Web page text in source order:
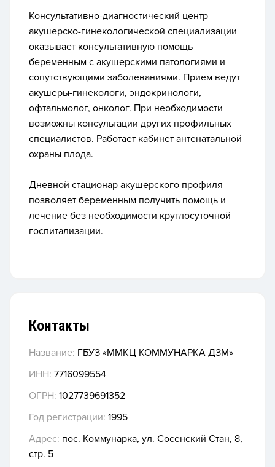
Консультативно-диагностический центр
акушерско-гинекологической специализации
оказывает консультативную помощь
беременным с акушерскими патологиями и
сопутствующими заболеваниями. Прием ведут
акушеры-гинекологи, эндокринологи,
офтальмолог, онколог. При необходимости
возможны консультации других профильных
специалистов. Работает кабинет антенатальной
охраны плода.
Дневной стационар акушерского профиля
позволяет беременным получить помощь и
лечение без необходимости круглосуточной
госпитализации.
Контакты
Название: ГБУЗ «ММКЦ КОММУНАРКА ДЗМ»
ИНН: 7716099554
ОГРН: 1027739691352
Год регистрации: 1995
Адрес: пос. Коммунарка, ул. Сосенский Стан, 8,
стр. 5